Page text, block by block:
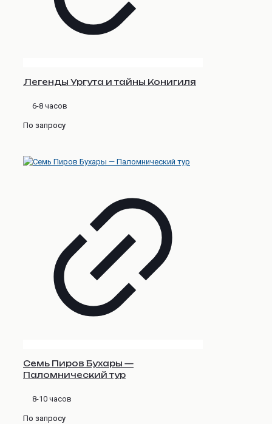
Легенды Ургута и тайны Конигиля
6-8 часов
По запросу
Семь Пиров Бухары —
Паломнический тур
8-10 часов
По запросу